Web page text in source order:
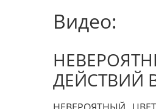
Видео:
ДЕЙСТВИЙ